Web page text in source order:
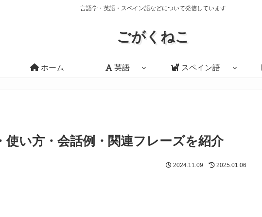
言語学・英語・スペイン語などについて発信しています
ごがくねこ
ホーム 英語 スペイン語
使い方・会話例・関連フレーズを紹介
2024.11.09 2025.01.06